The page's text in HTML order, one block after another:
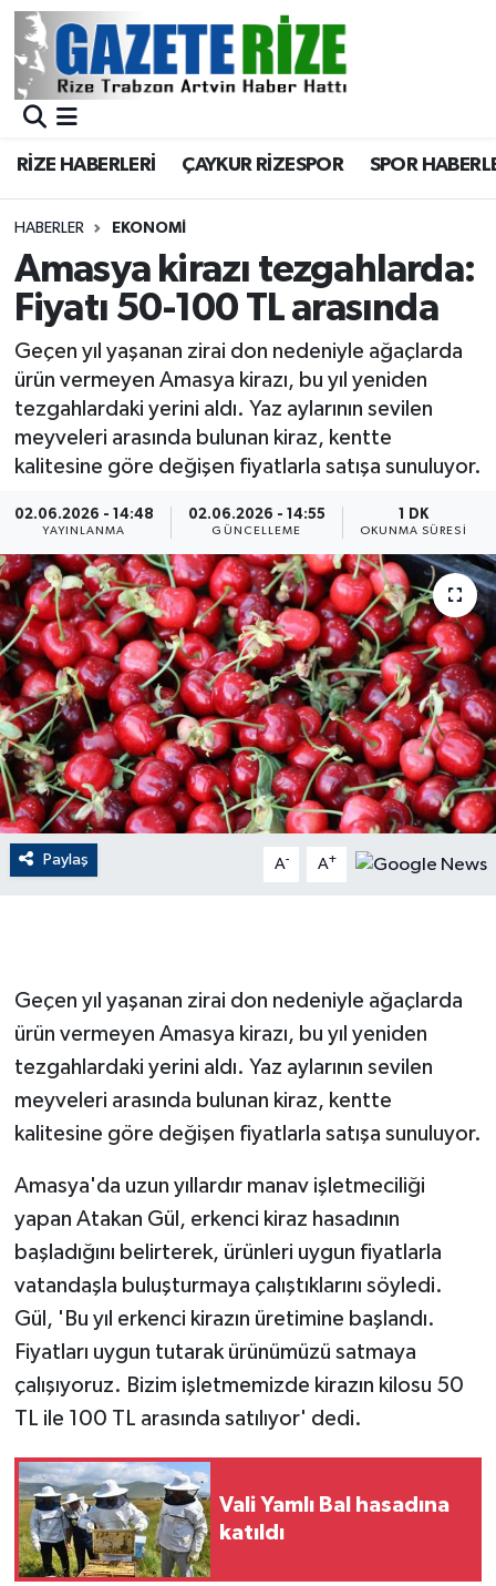
RİZE HABERLERİ ÇAYKUR RİZESPOR SPOR
HABERLER EKONOMİ
Amasya kirazı tezgahlarda:
Fiyatı 50-100 TL arasında
Geçen yıl yaşanan zirai don nedeniyle ağaçlarda
ürün vermeyen Amasya kirazı, bu yıl yeniden
tezgahlardaki yerini aldı. Yaz aylarının sevilen
meyveleri arasında bulunan kiraz, kentte
kalitesine göre değişen fiyatlarla satışa sunuluyor.
02.06.2026 - 14:48
YAYINLANMA
02.06.2026 - 14:55
GÜNCELLEME
1 DK
OKUNMA SÜRESI
Paylaş A- A+
Geçen yıl yaşanan zirai don nedeniyle ağaçlarda
ürün vermeyen Amasya kirazı, bu yıl yeniden
tezgahlardaki yerini aldı. Yaz aylarının sevilen
meyveleri arasında bulunan kiraz, kentte
kalitesine göre değişen fiyatlarla satışa sunuluyor.
Amasya'da uzun yıllardır manav işletmeciliği
yapan Atakan Gül, erkenci kiraz hasadının
başladığını belirterek, ürünleri uygun fiyatlarla
vatandaşla buluşturmaya çalıştıklarını söyledi.
Gül, 'Bu yıl erkenci kirazın üretimine başlandı.
Fiyatları uygun tutarak ürünümüzü satmaya
çalışıyoruz. Bizim işletmemizde kirazın kilosu 50
TL ile 100 TL arasında satılıyor' dedi.
Vali Yamlı Bal hasadına
katıldı
BÖLGEMİZ
Asayiş
Rize Jandarma Komutanlığı
Bilim Teknoloji
Bölge
Advertising news
Canlı Maç
ÇEVRE
Dış Haberler
Dünya
EĞİTİM
EKONOMİ
English News
Finans
Gayrimenkul
GENEL
GÜNDEM
HABERDE İNSAN
İş Dünyası
Jandarma
KÜLTÜR SANAT
MAGAZİN
Merkez Nöbetçi Eczaneler
Merkez Trafik Yoğunluk Haritası
Süper Lig Puan Durumu ve Fikstür
Tüm Manşetler
Son Dakika Haberleri
Haber Arşivi